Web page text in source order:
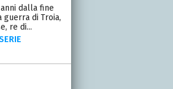
dalla fine
guerra di Troia,
re di...